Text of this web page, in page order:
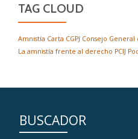
TAG CLOUD
Amnistía Carta CGPJ Consejo General
La amnistía frente al derecho PCIJ
BUSCADOR